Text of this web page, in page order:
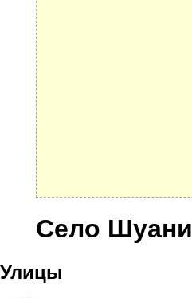
Село Шуани
Улицы